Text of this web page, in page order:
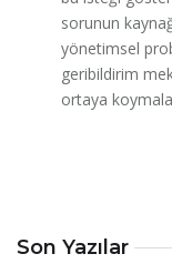
Son Yazılar
sorunun
yönetimsel
geribildirim
ortaya